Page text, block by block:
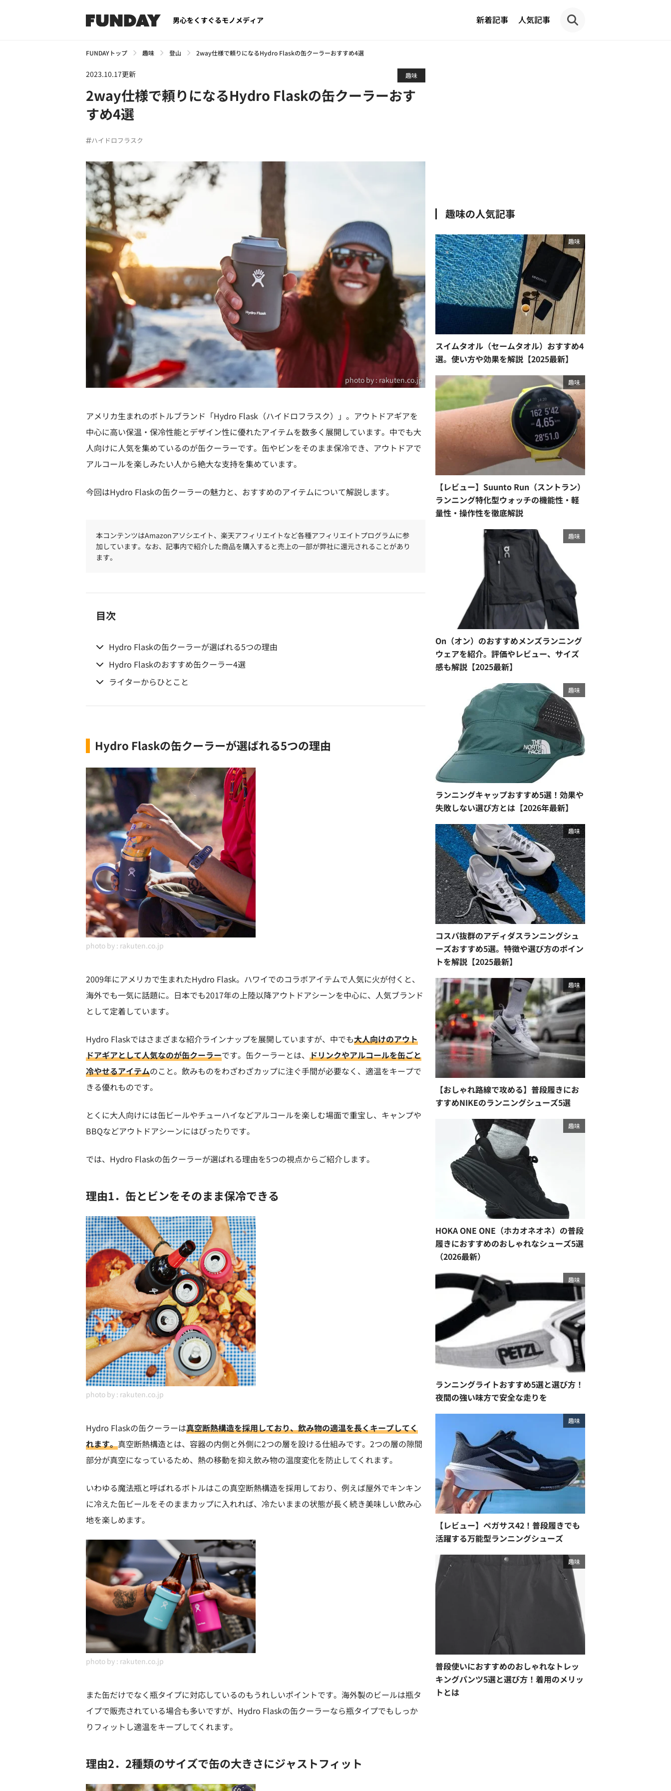
男心をくすぐるモノメディア 新着記事 人気記事
FUNDAYトップ 趣味 登山 2way仕様で頼りになるHydro Flaskの缶クーラーおすすめ4選
2023.10.17更新 趣味
2way仕様で頼りになるHydro Flaskの缶クーラーおす
すめ4選
ハイドロフラスク
photo by : rakuten.co.jp
アメリカ生まれのボトルブランド「Hydro Flask（ハイドロフラスク）」。アウトドアギアを
中心に高い保温・保冷性能とデザイン性に優れたアイテムを数多く展開しています。中でも大
人向けに人気を集めているのが缶クーラーです。缶やビンをそのまま保冷でき、アウトドアで
アルコールを楽しみたい人から絶大な支持を集めています。
今回はHydro Flaskの缶クーラーの魅力と、おすすめのアイテムについて解説します。
本コンテンツはAmazonアソシエイト、楽天アフィリエイトなど各種アフィリエイトプログラムに参
加しています。なお、記事内で紹介した商品を購入すると売上の一部が弊社に還元されることがあり
ます。
目次
Hydro Flaskの缶クーラーが選ばれる5つの理由
Hydro Flaskのおすすめ缶クーラー4選
ライターからひとこと
Hydro Flaskの缶クーラーが選ばれる5つの理由
photo by : rakuten.co.jp
2009年にアメリカで生まれたHydro Flask。ハワイでのコラボアイテムで人気に火が付くと、
海外でも一気に話題に。日本でも2017年の上陸以降アウトドアシーンを中心に、人気ブランド
として定着しています。
Hydro Flaskではさまざまな紹介ラインナップを展開していますが、中でも大人向けのアウト
ドアギアとして人気なのが缶クーラーです。缶クーラーとは、 ドリンクやアルコールを缶ごと
冷やせるアイテムのこと。飲みものをわざわざカップに注ぐ手間が必要なく、適温をキープで
きる優れものです。
とくに大人向けには缶ビールやチューハイなどアルコールを楽しむ場面で重宝し、キャンプや
BBQなどアウトドアシーンにはぴったりです。
では、Hydro Flaskの缶クーラーが選ばれる理由を5つの視点からご紹介します。
理由1．缶とビンをそのまま保冷できる
photo by : rakuten.co.jp
Hydro Flaskの缶クーラーは真空断熱構造を採用しており、飲み物の適温を長くキープしてく
れます。真空断熱構造とは、容器の内側と外側に2つの層を設ける仕組みです。2つの層の隙間
部分が真空になっているため、熱の移動を抑え飲み物の温度変化を防止してくれます。
いわゆる魔法瓶と呼ばれるボトルはこの真空断熱構造を採用しており、例えば屋外でキンキン
に冷えた缶ビールをそのままカップに入れれば、冷たいままの状態が長く続き美味しい飲み心
地を楽しめます。
photo by : rakuten.co.jp
また缶だけでなく瓶タイプに対応しているのもうれしいポイントです。海外製のビールは瓶タ
イプで販売されている場合も多いですが、Hydro Flaskの缶クーラーなら瓶タイプでもしっか
りフィットし適温をキープしてくれます。
理由2．2種類のサイズで缶の大きさにジャストフィット
趣味の人気記事
趣味
スイムタオル（セームタオル）おすすめ4
選。使い方や効果を解説【2025最新】
趣味
【レビュー】Suunto Run（スントラン）
ランニング特化型ウォッチの機能性・軽
量性・操作性を徹底解説
趣味
On（オン）のおすすめメンズランニング
ウェアを紹介。評価やレビュー、サイズ
感も解説【2025最新】
趣味
ランニングキャップおすすめ5選！効果や
失敗しない選び方とは【2026年最新】
趣味
コスパ抜群のアディダスランニングシュ
ーズおすすめ5選。特徴や選び方のポイン
トを解説【2025最新】
趣味
【おしゃれ路線で攻める】普段履きにお
すすめNIKEのランニングシューズ5選
趣味
HOKA ONE ONE（ホカオネオネ）の普段
履きにおすすめのおしゃれなシューズ5選
（2026最新）
趣味
ランニングライトおすすめ5選と選び方！
夜間の強い味方で安全な走りを
趣味
【レビュー】ペガサス42！普段履きでも
活躍する万能型ランニングシューズ
趣味
普段使いにおすすめのおしゃれなトレッ
キングパンツ5選と選び方！着用のメリッ
トとは